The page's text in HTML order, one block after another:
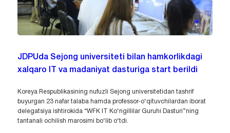
JDPUda Sejong universiteti bilan hamkorlikdagi
xalqaro IT va madaniyat dasturiga start berildi
Koreya Respublikasining nufuzli Sejong universitetidan tashrif
buyurgan 23 nafar talaba hamda professor-o‘qituvchilardan iborat
delegatsiya ishtirokida “WFK IT Ko‘ngillilar Guruhi Dasturi”ning
tantanali ochilish marosimi bo‘lib o‘tdi.